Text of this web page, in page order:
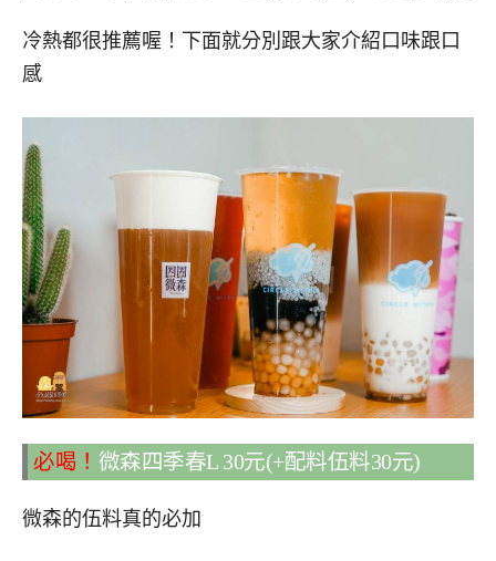
冷熱都很推薦喔！下面就分別跟大家介紹口味跟口
感
必喝！ 微森四季春L 30元(+配料伍料30元)
微森的伍料真的必加